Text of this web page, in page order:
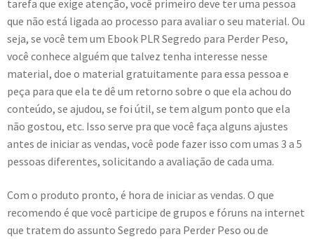
tarefa que exige atenção, você primeiro deve ter uma pessoa
que não está ligada ao processo para avaliar o seu material. Ou
seja, se você tem um Ebook PLR Segredo para Perder Peso,
você conhece alguém que talvez tenha interesse nesse
material, doe o material gratuitamente para essa pessoa e
peça para que ela te dê um retorno sobre o que ela achou do
conteúdo, se ajudou, se foi útil, se tem algum ponto que ela
não gostou, etc. Isso serve pra que você faça alguns ajustes
antes de iniciar as vendas, você pode fazer isso com umas 3 a 5
pessoas diferentes, solicitando a avaliação de cada uma.
Com o produto pronto, é hora de iniciar as vendas. O que
recomendo é que você participe de grupos e fóruns na internet
que tratem do assunto Segredo para Perder Peso ou de